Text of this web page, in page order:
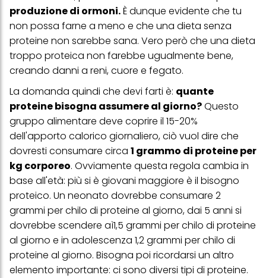
produzione di ormoni.È dunque evidente che tu
non possa farne a meno e che una dieta senza
proteine non sarebbe sana. Vero però che una dieta
troppo proteica non farebbe ugualmente bene,
creando danni a reni, cuore e fegato.
La domanda quindi che devi farti è: quante
proteine bisogna assumere al giorno?Questo
gruppo alimentare deve coprire il 15-20%
dell'apporto calorico giornaliero, ciò vuol dire che
dovresti consumare circa 1 grammo di proteine per
kg corporeo. Ovviamente questa regola cambia in
base all'età: più si è giovani maggiore è il bisogno
proteico. Un neonato dovrebbe consumare 2
grammi per chilo di proteine al giorno, dai 5 anni si
dovrebbe scendere aì1,5 grammi per chilo di proteine
al giorno e in adolescenza 1,2 grammi per chilo di
proteine al giorno. Bisogna poi ricordarsi un altro
elemento importante: ci sono diversi tipi di proteine.